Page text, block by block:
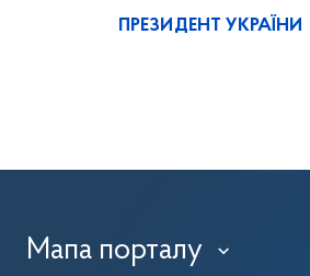
ПРЕЗИДЕНТ УКРАЇНИ
Мапа порталу ›